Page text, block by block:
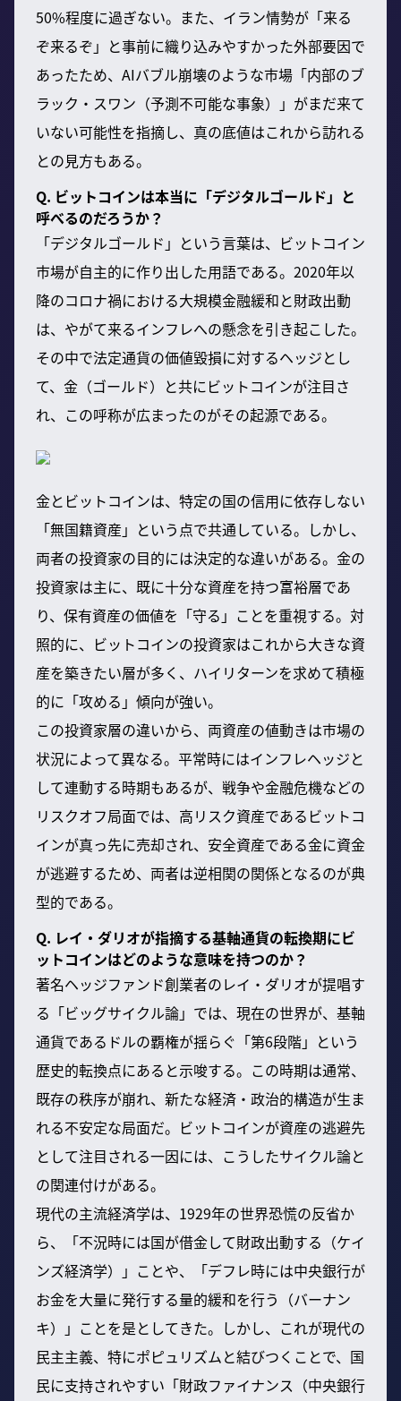
50%程度に過ぎない。また、イラン情勢が「来る
ぞ来るぞ」と事前に織り込みやすかった外部要因で
あったため、AIバブル崩壊のような市場「内部のブ
ラック・スワン（予測不可能な事象）」がまだ来て
いない可能性を指摘し、真の底値はこれから訪れる
との見方もある。
Q. ビットコインは本当に「デジタルゴールド」と
呼べるのだろうか？
「デジタルゴールド」という言葉は、ビットコイン
市場が自主的に作り出した用語である。2020年以
降のコロナ禍における大規模金融緩和と財政出動
は、やがて来るインフレへの懸念を引き起こした。
その中で法定通貨の価値毀損に対するヘッジとし
て、金（ゴールド）と共にビットコインが注目さ
れ、この呼称が広まったのがその起源である。
金とビットコインは、特定の国の信用に依存しない
「無国籍資産」という点で共通している。しかし、
両者の投資家の目的には決定的な違いがある。金の
投資家は主に、既に十分な資産を持つ富裕層であ
り、保有資産の価値を「守る」ことを重視する。対
照的に、ビットコインの投資家はこれから大きな資
産を築きたい層が多く、ハイリターンを求めて積極
的に「攻める」傾向が強い。
この投資家層の違いから、両資産の値動きは市場の
状況によって異なる。平常時にはインフレヘッジと
して連動する時期もあるが、戦争や金融危機などの
リスクオフ局面では、高リスク資産であるビットコ
インが真っ先に売却され、安全資産である金に資金
が逃避するため、両者は逆相関の関係となるのが典
型的である。
Q. レイ・ダリオが指摘する基軸通貨の転換期にビ
ットコインはどのような意味を持つのか？
著名ヘッジファンド創業者のレイ・ダリオが提唱す
る「ビッグサイクル論」では、現在の世界が、基軸
通貨であるドルの覇権が揺らぐ「第6段階」という
歴史的転換点にあると示唆する。この時期は通常、
既存の秩序が崩れ、新たな経済・政治的構造が生ま
れる不安定な局面だ。ビットコインが資産の逃避先
として注目される一因には、こうしたサイクル論と
の関連付けがある。
現代の主流経済学は、1929年の世界恐慌の反省か
ら、「不況時には国が借金して財政出動する（ケイ
ンズ経済学）」ことや、「デフレ時には中央銀行が
お金を大量に発行する量的緩和を行う（バーナン
キ）」ことを是としてきた。しかし、これが現代の
民主主義、特にポピュリズムと結びつくことで、国
民に支持されやすい「財政ファイナンス（中央銀行